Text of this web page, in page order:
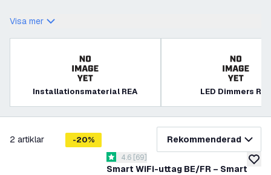
Visa mer
Installationsmaterial REA LED Dimmers
2 artiklar Rekommenderad
lägg
-20%
Smart WiFi-uttag BE/FR – Smart
öppna recensionspanel
4.6 stjärnbetyg
4.6 [69]
filtrera